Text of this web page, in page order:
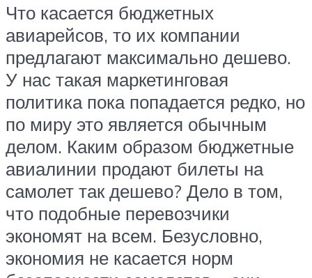
Что касается бюджетных
авиарейсов, то их компании
предлагают максимально дешево.
У нас такая маркетинговая
политика пока попадается редко, но
по миру это является обычным
делом. Каким образом бюджетные
авиалинии продают билеты на
самолет так дешево? Дело в том,
что подобные перевозчики
экономят на всем. Безусловно,
экономия не касается норм